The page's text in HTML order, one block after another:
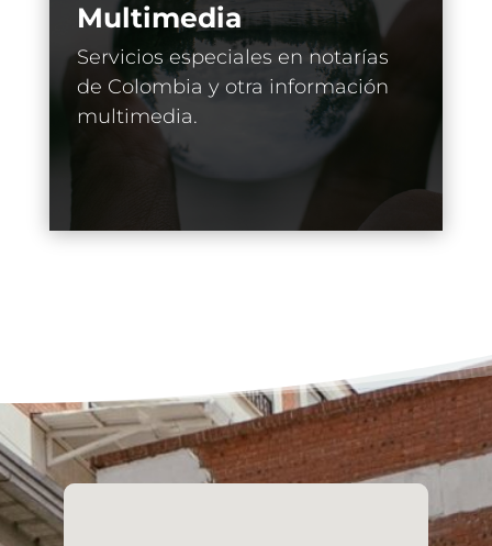
Multimedia
Servicios especiales en notarías
de Colombia y otra información
multimedia.